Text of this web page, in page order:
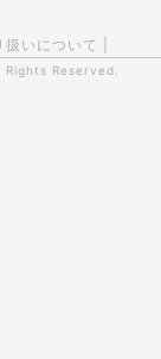
いについて
Rights Reserved.